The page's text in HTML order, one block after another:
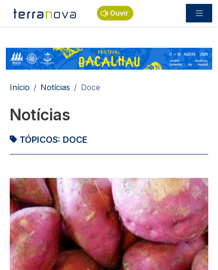
Passar para o conteúdo principal
Ouvir
Navegação estrutural
Início Notícias Doce
Notícias
TÓPICOS: DOCE
Imagem